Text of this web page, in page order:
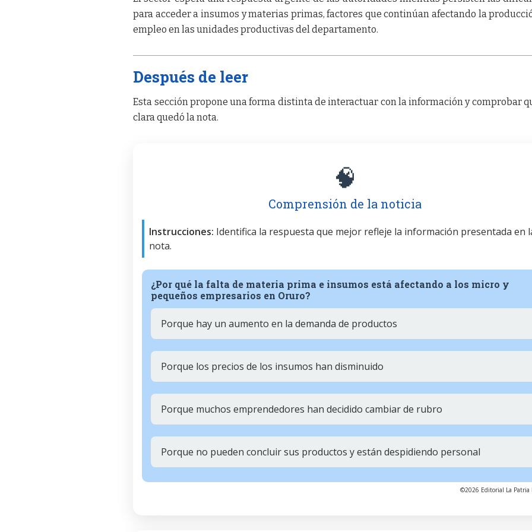
para acceder a insumos y materias primas, factores que continúan afectando la
empleo en las unidades productivas del departamento.
Después de leer
Esta sección propone una forma distinta de interactuar con la información y comprobar
clara quedó la nota.
🧠
Comprensión de la noticia
Instrucciones: Identifica la respuesta que mejor refleje la información presentada en
nota.
¿Por qué la falta de materia prima e insumos está afectando a los micro y
pequeños empresarios en Oruro?
Porque hay un aumento en la demanda de productos
Porque los precios de los insumos han disminuido
Porque muchos emprendedores han decidido cambiar de rubro
Porque no pueden concluir sus productos y están despidiendo personal
©2026 Editorial La Patria